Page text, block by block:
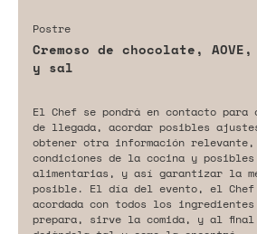
Postre
Cremoso de chocolate,
y sal
El Chef se pondrá en contacto
de llegada, acordar posibles
obtener otra información
condiciones de la cocina y
alimentarias, y así garantizar la
posible. El día del evento, el
acordada con todos los
prepara, sirve la comida, y al final